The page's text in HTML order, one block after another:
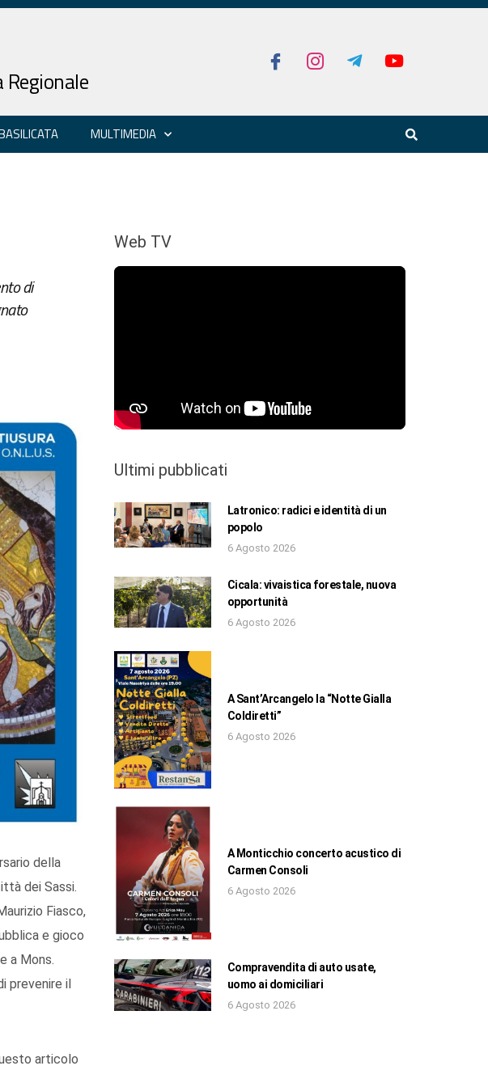
MULTIMEDIA
di
della
dei Sassi.
Fiasco,
e gioco
a Mons.
prevenire il
articolo
Web TV
Ultimi pubblicati
Latronico: radici e identità di un
popolo
6 Agosto 2026
Cicala: vivaistica forestale, nuova
opportunità
6 Agosto 2026
A Sant’Arcangelo la “Notte Gialla
Coldiretti”
6 Agosto 2026
A Monticchio concerto acustico di
Carmen Consoli
6 Agosto 2026
Compravendita di auto usate,
uomo ai domiciliari
6 Agosto 2026